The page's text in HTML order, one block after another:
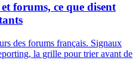
forums, ce que disent
des forums français. Signaux
la grille pour trier avant de